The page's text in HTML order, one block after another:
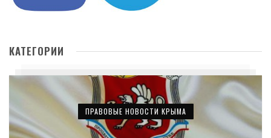
КАТЕГОРИИ
ПРАВОВЫЕ НОВОСТИ КРЫМА